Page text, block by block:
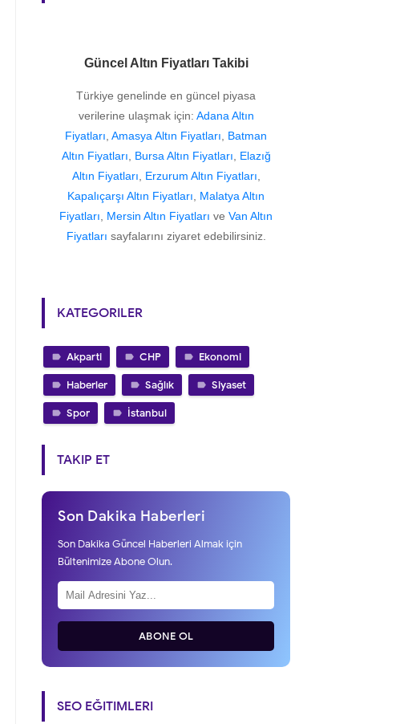
Güncel Altın Fiyatları Takibi
Türkiye genelinde en güncel piyasa
verilerine ulaşmak için: Adana Altın
Fiyatları, Amasya Altın Fiyatları, Batman
Altın Fiyatları, Bursa Altın Fiyatları, Elazığ
Altın Fiyatları, Erzurum Altın Fiyatları,
Kapalıçarşı Altın Fiyatları, Malatya Altın
Fiyatları, Mersin Altın Fiyatları ve Van Altın
Fiyatları sayfalarını ziyaret edebilirsiniz.
KATEGORILER
Akparti CHP Ekonomi
Haberler Sağlık Siyaset
Spor İstanbul
TAKIP ET
Son Dakika Haberleri
Son Dakika Güncel Haberleri Almak için
Bültenimize Abone Olun.
ABONE OL
SEO EĞITIMLERI